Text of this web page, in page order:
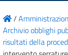
/
Archivio obblighi
risultati della